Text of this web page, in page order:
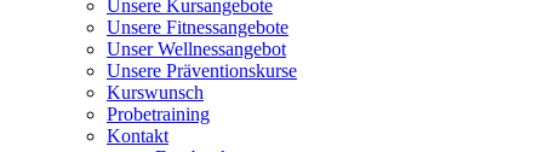
Unsere Kursangebote
Unsere Fitnessangebote
Unser Wellnessangebot
Unsere Präventionskurse
Kurswunsch
Probetraining
Kontakt